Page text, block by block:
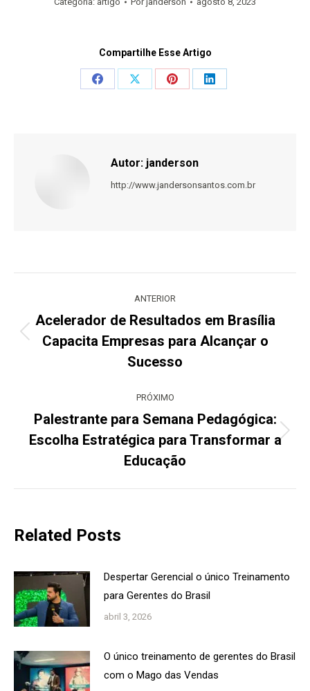
Compartilhe Esse Artigo
Share
Share
Share
Share
Autor: janderson
http://www.jandersonsantos.com.br
post:
ANTERIOR
Post
anterior:
Acelerador de Resultados em Brasília
Capacita Empresas para Alcançar o
Sucesso
PRÓXIMO
Próximo
post:
Palestrante para Semana Pedagógica:
Escolha Estratégica para Transformar a
Educação
Related Posts
Despertar Gerencial o único Treinamento
para Gerentes do Brasil
abril 3, 2026
O único treinamento de gerentes do Brasil
com o Mago das Vendas